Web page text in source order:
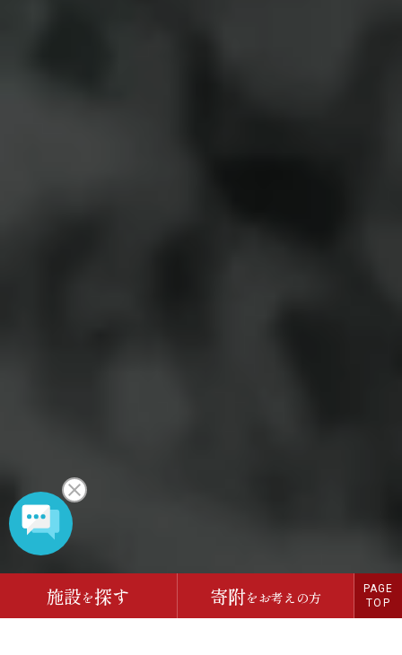
施設を探す 寄附をお考えの方
PAGE
TOP